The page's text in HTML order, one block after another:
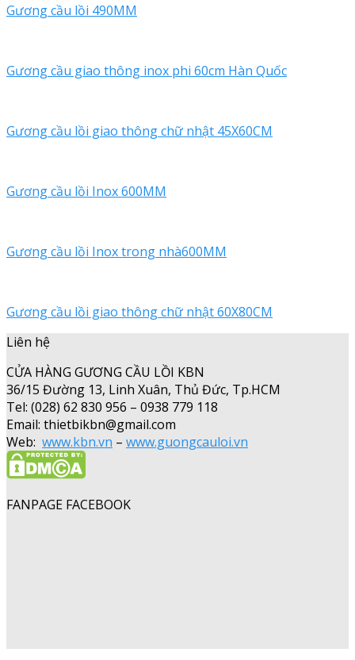
Gương cầu lồi 490MM
Gương cầu giao thông inox phi 60cm Hàn Quốc
Gương cầu lồi giao thông chữ nhật 45X60CM
Gương cầu lồi Inox 600MM
Gương cầu lồi Inox trong nhà600MM
Gương cầu lồi giao thông chữ nhật 60X80CM
Liên hệ
CỬA HÀNG GƯƠNG CẦU LỒI KBN
36/15 Đường 13, Linh Xuân, Thủ Đức, Tp.HCM
Tel: (028) 62 830 956 – 0938 779 118
Email: thietbikbn@gmail.com
Web: www.kbn.vn – www.guongcauloi.vn
FANPAGE FACEBOOK